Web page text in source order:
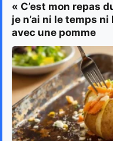
« C’est mon repas
je n’ai ni le temps
avec une pomme